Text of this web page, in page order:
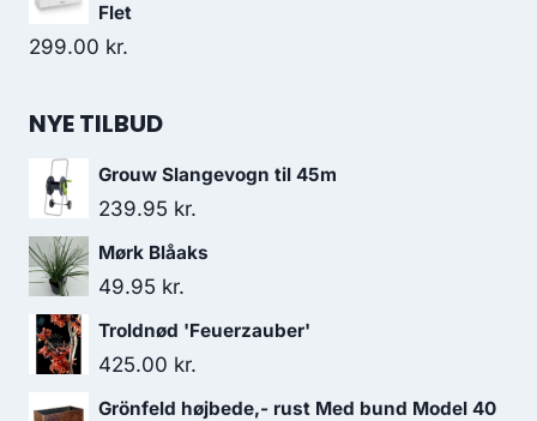
Flet
299.00 kr.
NYE TILBUD
Grouw Slangevogn til 45m
239.95 kr.
Mørk Blåaks
49.95 kr.
Troldnød 'Feuerzauber'
425.00 kr.
Grönfeld højbede,- rust Med bund Model 40